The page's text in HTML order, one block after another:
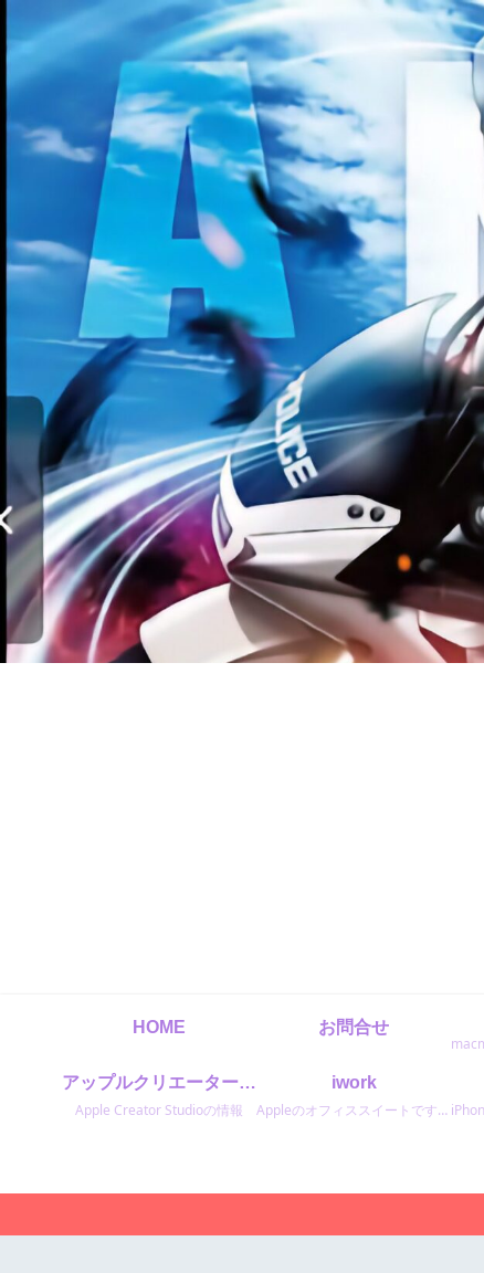
HOME お問合せ
アップルクリエータースタジオ
Apple Creator Studioの情報
iwork
Appleのオフィススイートです。表計算ソフトのNumbersナンバーズ文書作成ソフトのPagesページズスライド作成のKeyNoteキーノートです。 Microsoftのオフィスと同等のソフトです。